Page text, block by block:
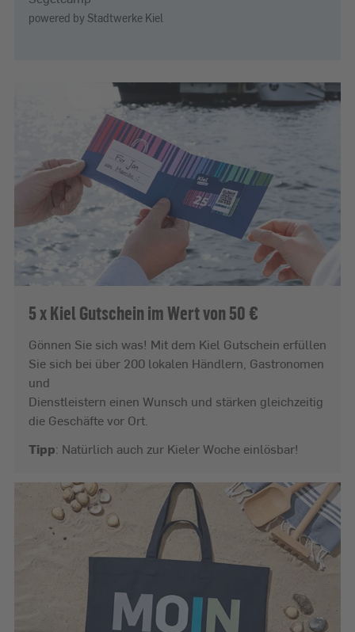
powered by Stadtwerke Kiel
5 x Kiel Gutschein im Wert von 50 €
Gönnen Sie sich was! Mit dem Kiel Gutschein erfüllen
Sie sich bei über 200 lokalen Händlern, Gastronomen
und
Dienstleistern einen Wunsch und stärken gleichzeitig
die Geschäfte vor Ort.
Tipp: Natürlich auch zur Kieler Woche einlösbar!